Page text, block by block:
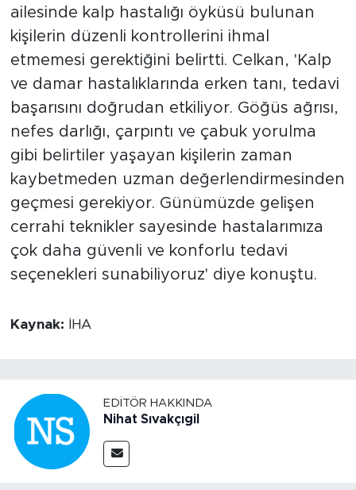
ailesinde kalp hastalığı öyküsü bulunan
kişilerin düzenli kontrollerini ihmal
etmemesi gerektiğini belirtti. Celkan, 'Kalp
ve damar hastalıklarında erken tanı, tedavi
başarısını doğrudan etkiliyor. Göğüs ağrısı,
nefes darlığı, çarpıntı ve çabuk yorulma
gibi belirtiler yaşayan kişilerin zaman
kaybetmeden uzman değerlendirmesinden
geçmesi gerekiyor. Günümüzde gelişen
cerrahi teknikler sayesinde hastalarımıza
çok daha güvenli ve konforlu tedavi
seçenekleri sunabiliyoruz' diye konuştu.
Kaynak: İHA
EDITÖR HAKKINDA
Nihat Sıvakçıgil